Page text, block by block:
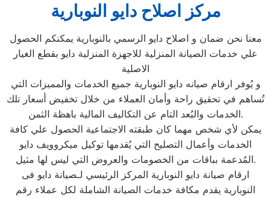
مركز اصلاح دايو النوبارية
معنا نحن ضمان و اصلاح دايو الرسمي بالنوبارية يمكنكم الحصول
علي خدمات الصيانة المنزلية للاجهزة المنزلية دايو بقطع الغيار
الاصلية
و يُوفر ارقام صيانه دايو النوبارية جميع الخدمات والمميزات التي
تُساهم في تحقيق راحة وأمان العملاء من خلال تخفيض أسعار تلك
الخدمات والبُعد التام عن التكاليف المالية باهظة الثمن.
يمكن لأي شخص مهما كان طبقته الاجتماعية الحصول علي كافة
الخدمات وأعمال التصليح التي يُقدمها توكيل ميكروويف دايو
المُدعمة بباقات من الخصومات والعروض التي ليس لها مثيل.
ارقام صيانة دايو النوبارية المركز الرئيسي لـصيانة دايو فى
النوبارية يقدم مكافة خدمات الصيانة الشاملة لكل عملاء رقم